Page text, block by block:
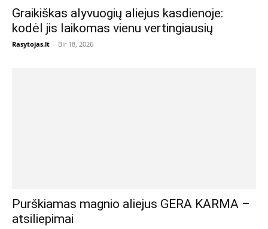
Graikiškas alyvuogių aliejus kasdienoje:
kodėl jis laikomas vienu vertingiausių
Rasytojas.lt - Bir 18, 2026
Purškiamas magnio aliejus GERA KARMA –
atsiliepimai